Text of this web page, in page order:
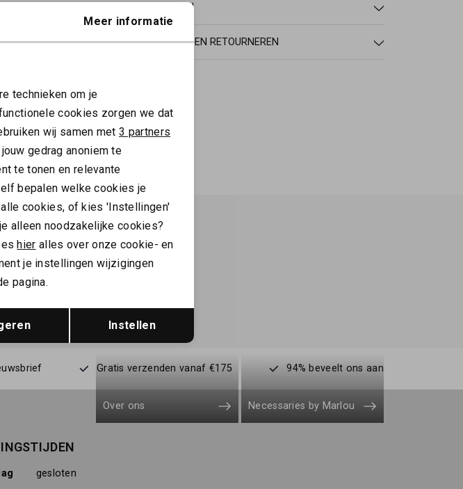
KENMERKEN
VERZENDEN EN RETOURNEREN
DE HOOGTE ZIJN?
op je 1e bestelling
Gratis verzenden vanaf €175 94% beveelt ons aan
gesloten
Over ons Necessaries by Marlou
Marketing cookies
Opslaan
Meer informatie
technieken om je
cookies zorgen we dat
wij samen met3 partners
gedrag anoniem te
te tonen en relevante
bepalen welke cookies je
cookies, of kies 'Instellingen'
alleen noodzakelijke cookies?
hier alles over onze cookie- en
je instellingen wijzigingen
pagina.
Instellen